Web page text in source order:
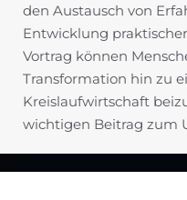
den Austausch von
Entwicklung
Vortrag können
Transformation hin zu
Kreislaufwirtschaft
wichtigen Beitrag zum